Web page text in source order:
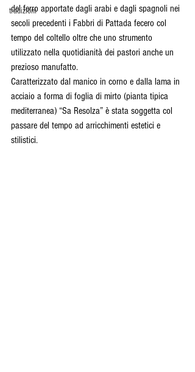
tradizioni
del ferro apportate dagli arabi e dagli spagnoli nei
secoli precedenti i Fabbri di Pattada fecero col
tempo del coltello oltre che uno strumento
utilizzato nella quotidianità dei pastori anche un
prezioso manufatto.
Caratterizzato dal manico in corno e dalla lama in
acciaio a forma di foglia di mirto (pianta tipica
mediterranea) “Sa Resolza” è stata soggetta col
passare del tempo ad arricchimenti estetici e
stilistici.